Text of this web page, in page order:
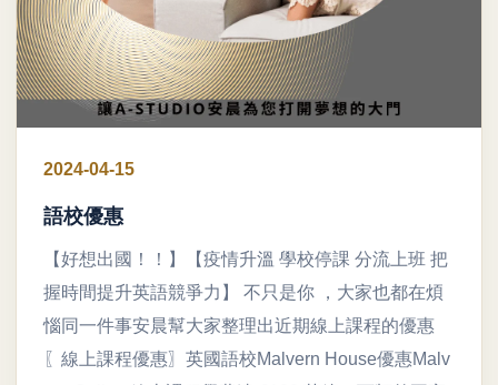
2024-04-15
語校優惠
【好想出國！！】【疫情升溫 學校停課 分流上班 把
握時間提升英語競爭力】 不只是你 ，大家也都在煩
惱同一件事安晨幫大家整理出近期線上課程的優惠
〖線上課程優惠〗英國語校Malvern House優惠Malv